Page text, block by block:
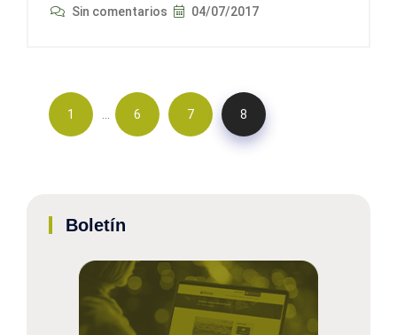
Sin comentarios 04/07/2017
1 … 6 7 8
Boletín